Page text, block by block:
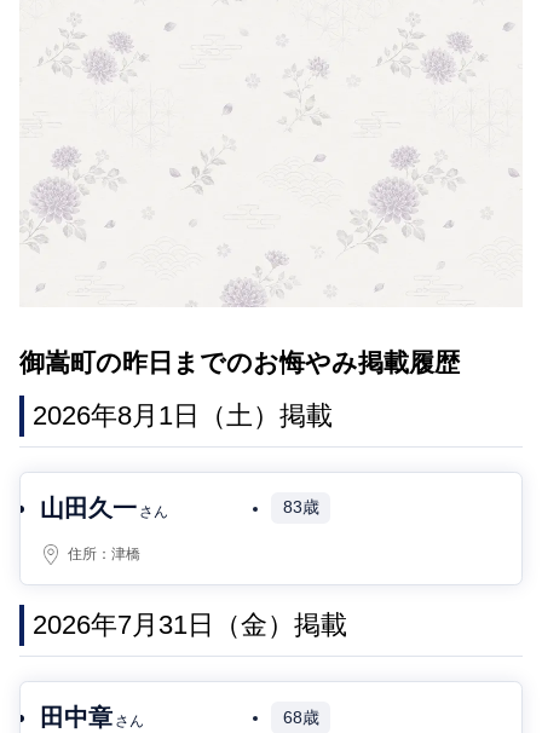
御嵩町の昨日までのお悔やみ掲載履歴
2026年8月1日（土）掲載
山田久一 さん 83歳
住所：津橋
2026年7月31日（金）掲載
田中章 さん 68歳